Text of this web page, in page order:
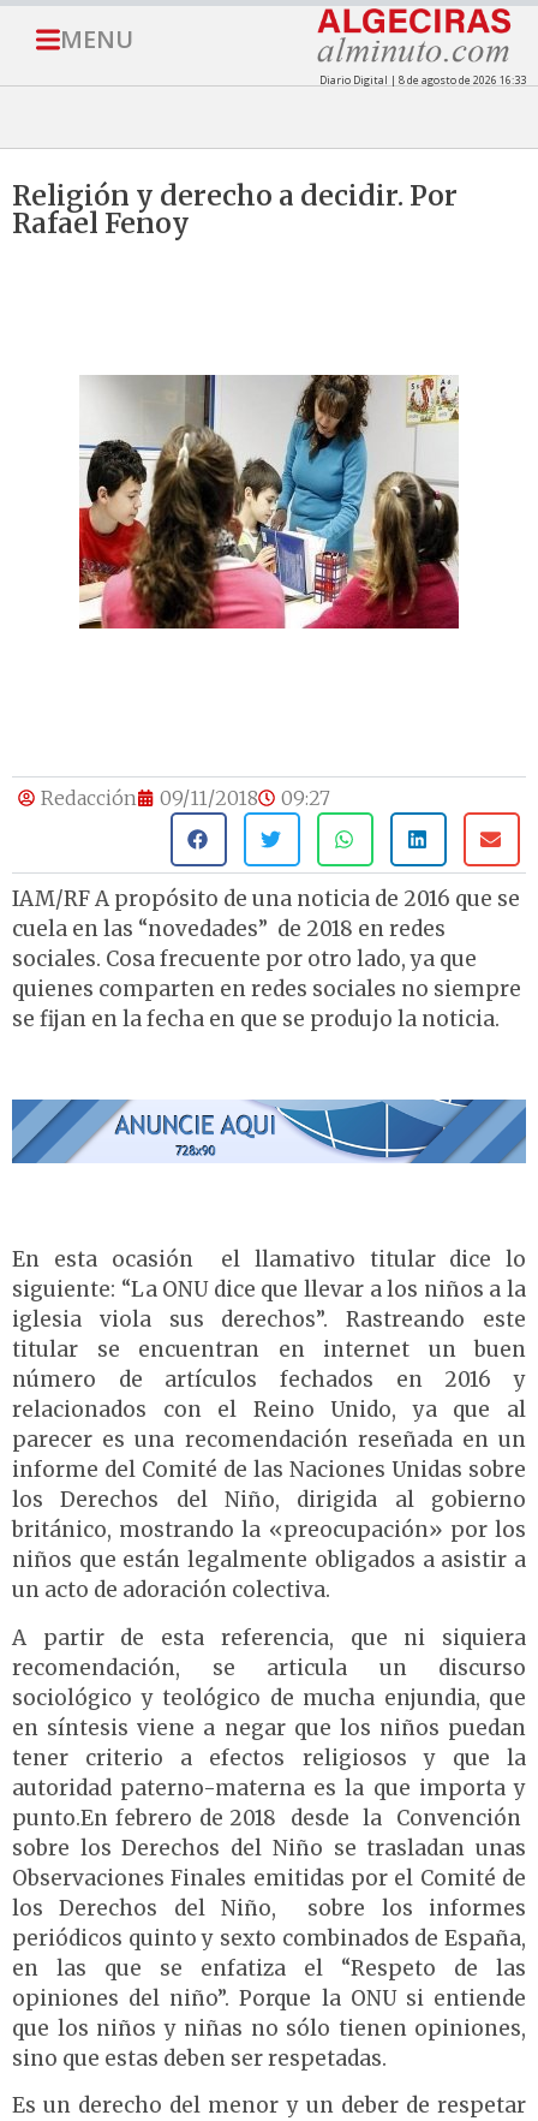
MENU
Diario Digital | 8 de agosto de 2026 16:33
Religión y derecho a decidir. Por
Rafael Fenoy
Redacción 09/11/2018 09:27
IAM/RF A propósito de una noticia de 2016 que se
cuela en las “novedades” de 2018 en redes
sociales. Cosa frecuente por otro lado, ya que
quienes comparten en redes sociales no siempre
se fijan en la fecha en que se produjo la noticia.
En esta ocasión el llamativo titular dice lo
siguiente: “La ONU dice que llevar a los niños a la
iglesia viola sus derechos”. Rastreando este
titular se encuentran en internet un buen
número de artículos fechados en 2016 y
relacionados con el Reino Unido, ya que al
parecer es una recomendación reseñada en un
informe del Comité de las Naciones Unidas sobre
los Derechos del Niño, dirigida al gobierno
británico, mostrando la «preocupación» por los
niños que están legalmente obligados a asistir a
un acto de adoración colectiva.
A partir de esta referencia, que ni siquiera
recomendación, se articula un discurso
sociológico y teológico de mucha enjundia, que
en síntesis viene a negar que los niños puedan
tener criterio a efectos religiosos y que la
autoridad paterno-materna es la que importa y
punto.En febrero de 2018 desde la Convención
sobre los Derechos del Niño se trasladan unas
Observaciones Finales emitidas por el Comité de
los Derechos del Niño, sobre los informes
periódicos quinto y sexto combinados de España,
en las que se enfatiza el “Respeto de las
opiniones del niño”. Porque la ONU si entiende
que los niños y niñas no sólo tienen opiniones,
sino que estas deben ser respetadas.
Es un derecho del menor y un deber de respetar